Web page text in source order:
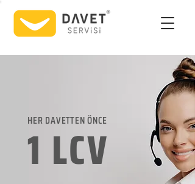
HER DAVETTEN ÖNCE
1 LCV